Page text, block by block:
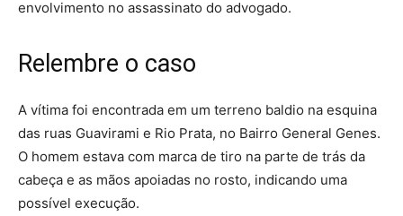
envolvimento no assassinato do advogado.
Relembre o caso
A vítima foi encontrada em um terreno baldio na esquina
das ruas Guavirami e Rio Prata, no Bairro General Genes.
O homem estava com marca de tiro na parte de trás da
cabeça e as mãos apoiadas no rosto, indicando uma
possível execução.